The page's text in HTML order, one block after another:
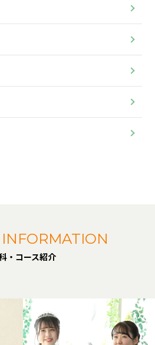
INFORMATION
・コース紹介